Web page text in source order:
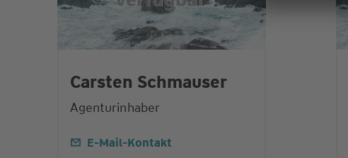
Carsten Schmauser
Agenturinhaber
E-Mail-Kontakt